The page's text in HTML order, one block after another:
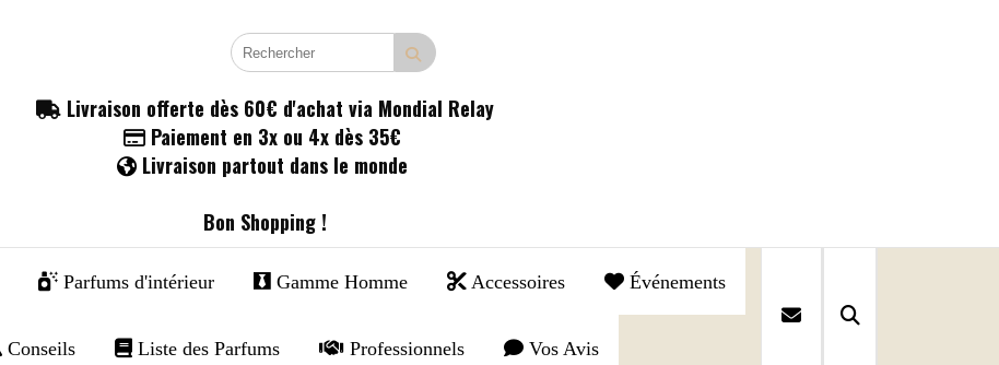
Livraison offerte dès 60€ d'achat via Mondial Relay
Paiement en 3x ou 4x dès 35€
 Livraison partout dans le monde
Bon Shopping !
Parfums d'intérieur Gamme Homme Accessoires Événements
Conseils Liste des Parfums Professionnels Vos Avis